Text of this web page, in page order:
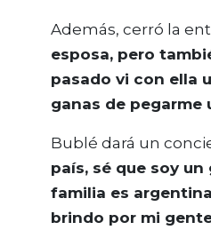
Además, cerró la
esposa, pero
pasado vi con ella
ganas de pegarme
Bublé dará un
país, sé que soy
familia es
brindo por mi